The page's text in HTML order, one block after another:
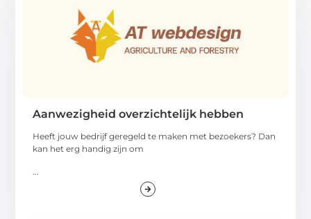
Aanwezigheid overzichtelijk hebben
Heeft jouw bedrijf geregeld te maken met bezoekers? Dan
kan het erg handig zijn om